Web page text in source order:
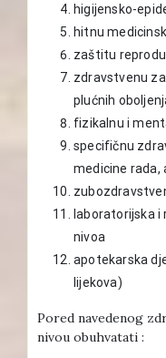
higijensko-
hitnu
zaštitu
zdravstvenu
plućnih
fizikalnu i
specifičnu
medicine rada,
laboratorijska i
nivoa
apotekarska
lijekova)
Pored navedenog
nivou obuhvatati :